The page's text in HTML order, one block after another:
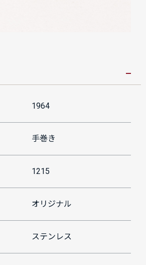
1964
手巻き
1215
オリジナル
ステンレス